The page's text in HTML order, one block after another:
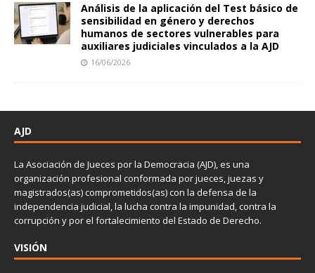
Análisis de la aplicación del Test básico de
sensibilidad en género y derechos
humanos de sectores vulnerables para
auxiliares judiciales vinculados a la AJD
16/06/2026
AJD
La Asociación de Jueces por la Democracia (AJD), es una
organización profesional conformada por jueces, juezas y
magistrados(as) comprometidos(as) con la defensa de la
independencia judicial, la lucha contra la impunidad, contra la
corrupción y por el fortalecimiento del Estado de Derecho.
VISIÓN